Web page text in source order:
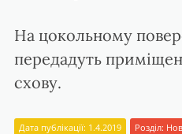
На цокольному
передадуть
схову.
Дата публікації: 1.4.2019 Розділ: